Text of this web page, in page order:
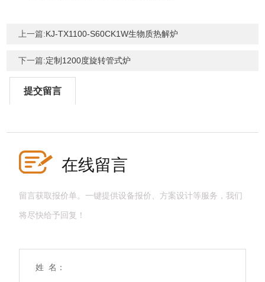
上一篇:KJ-TX1100-S60CK1W生物质热解炉
下一篇:定制1200度旋转管式炉
提交留言
在线留言
留言获取报价单。一键提供设备报价、方案设计等服务，我们
将尽快给予回复！
姓 名：